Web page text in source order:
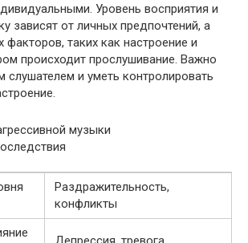
Уровень восприятия и
зависят от личных предпочтений, а
факторов, таких как настроение и
происходит прослушивание. Важно
и уметь контролировать
музыки
Раздражительность,
конфликты